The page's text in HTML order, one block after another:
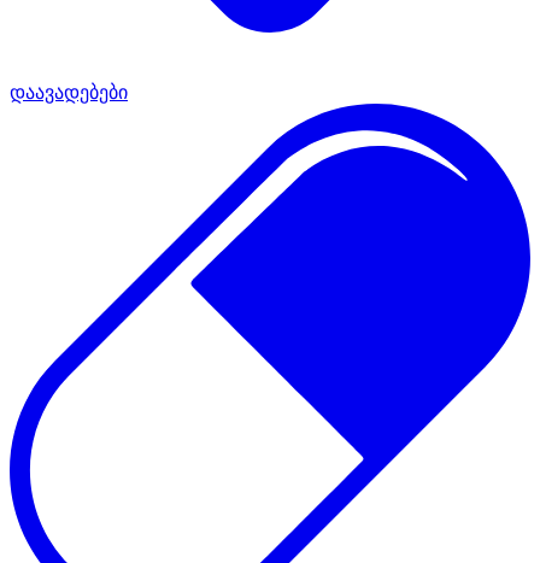
დაავადებები